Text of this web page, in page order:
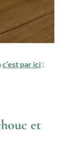
c’est par ici :
et